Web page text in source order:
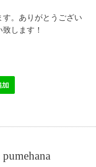
。ありがとうござい
します！